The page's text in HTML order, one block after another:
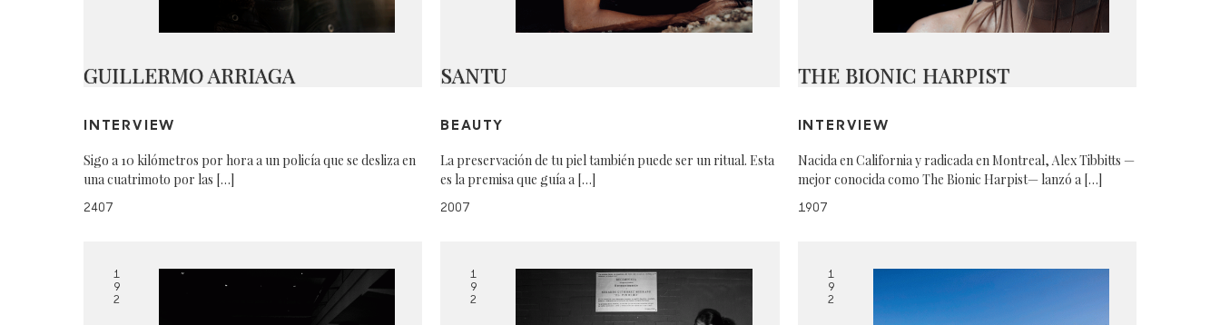
GUILLERMO ARRIAGA
INTERVIEW
Sigo a 10 kilómetros por hora a un policía que se desliza en
una cuatrimoto por las […]
2407
SANTU
BEAUTY
La preservación de tu piel también puede ser un ritual. Esta
es la premisa que guía a […]
2007
THE BIONIC HARPIST
INTERVIEW
Nacida en California y radicada en Montreal, Alex Tibbitts —
mejor conocida como The Bionic Harpist— lanzó a […]
1907
1
9
2
1
9
2
1
9
2